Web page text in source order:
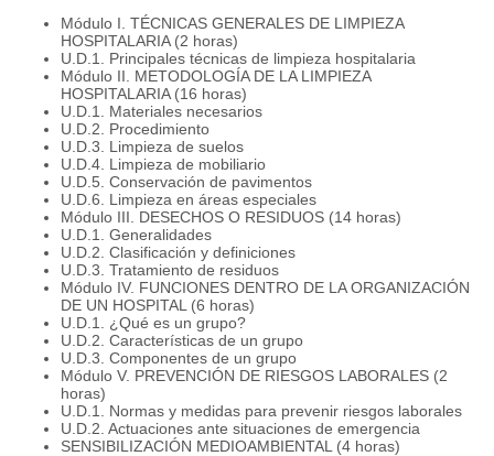
Módulo I. TÉCNICAS GENERALES DE LIMPIEZA
HOSPITALARIA (2 horas)
U.D.1. Principales técnicas de limpieza hospitalaria
Módulo II. METODOLOGÍA DE LA LIMPIEZA
HOSPITALARIA (16 horas)
U.D.1. Materiales necesarios
U.D.2. Procedimiento
U.D.3. Limpieza de suelos
U.D.4. Limpieza de mobiliario
U.D.5. Conservación de pavimentos
U.D.6. Limpieza en áreas especiales
Módulo III. DESECHOS O RESIDUOS (14 horas)
U.D.1. Generalidades
U.D.2. Clasificación y definiciones
U.D.3. Tratamiento de residuos
Módulo IV. FUNCIONES DENTRO DE LA ORGANIZACIÓN
DE UN HOSPITAL (6 horas)
U.D.1. ¿Qué es un grupo?
U.D.2. Características de un grupo
U.D.3. Componentes de un grupo
Módulo V. PREVENCIÓN DE RIESGOS LABORALES (2
horas)
U.D.1. Normas y medidas para prevenir riesgos laborales
U.D.2. Actuaciones ante situaciones de emergencia
SENSIBILIZACIÓN MEDIOAMBIENTAL (4 horas)